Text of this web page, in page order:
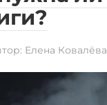
Елена Ковалёва